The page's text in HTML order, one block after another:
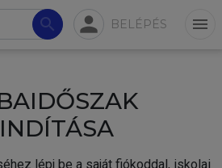
search person BELÉPÉS menu
lépj be a saját fiókoddal, iskolai